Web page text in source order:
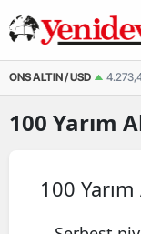
ONS ALTIN / USD
100 Yarım
100